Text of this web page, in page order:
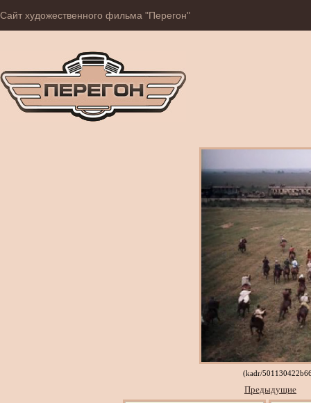
Сайт художественного фильма "Перегон"
(kadr/
Предыдущие